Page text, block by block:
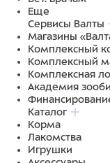
Еще
Сервисы Валты
Магазины
Комплексный
Комплексный
Комплексная
Академия
Каталог
Корма
Лакомства
Игрушки